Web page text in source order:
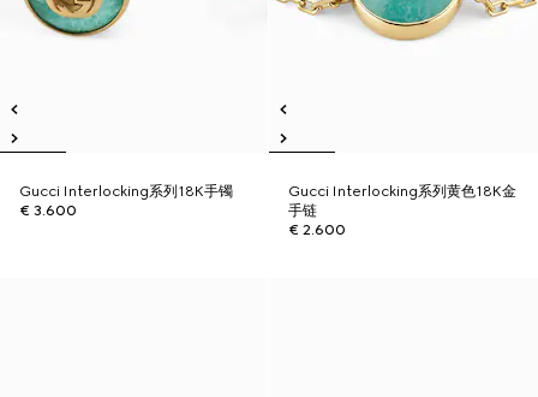
Gucci Interlocking系列18K手镯
€ 3.600
Gucci Interlocking系列黄色18K金
手链
€ 2.600